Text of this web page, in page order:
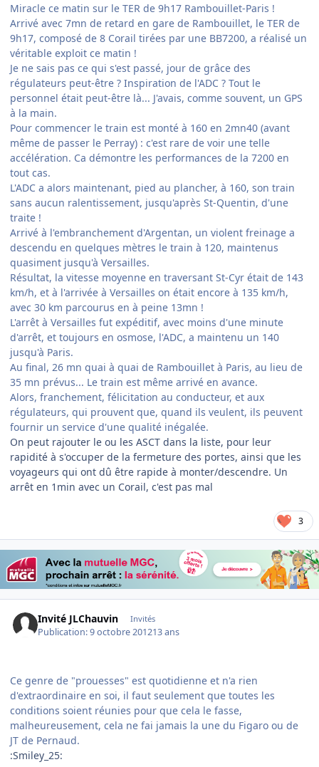
Miracle ce matin sur le TER de 9h17 Rambouillet-Paris !
Arrivé avec 7mn de retard en gare de Rambouillet, le TER de
9h17, composé de 8 Corail tirées par une BB7200, a réalisé un
véritable exploit ce matin !
Je ne sais pas ce qui s'est passé, jour de grâce des
régulateurs peut-être ? Inspiration de l'ADC ? Tout le
personnel était peut-être là... J'avais, comme souvent, un GPS
à la main.
Pour commencer le train est monté à 160 en 2mn40 (avant
même de passer le Perray) : c'est rare de voir une telle
accélération. Ca démontre les performances de la 7200 en
tout cas.
L'ADC a alors maintenant, pied au plancher, à 160, son train
sans aucun ralentissement, jusqu'après St-Quentin, d'une
traite !
Arrivé à l'embranchement d'Argentan, un violent freinage a
descendu en quelques mètres le train à 120, maintenus
quasiment jusqu'à Versailles.
Résultat, la vitesse moyenne en traversant St-Cyr était de 143
km/h, et à l'arrivée à Versailles on était encore à 135 km/h,
avec 30 km parcourus en à peine 13mn !
L'arrêt à Versailles fut expéditif, avec moins d'une minute
d'arrêt, et toujours en osmose, l'ADC, a maintenu un 140
jusqu'à Paris.
Au final, 26 mn quai à quai de Rambouillet à Paris, au lieu de
35 mn prévus... Le train est même arrivé en avance.
Alors, franchement, félicitation au conducteur, et aux
régulateurs, qui prouvent que, quand ils veulent, ils peuvent
fournir un service d'une qualité inégalée.
On peut rajouter le ou les ASCT dans la liste, pour leur
rapidité à s'occuper de la fermeture des portes, ainsi que les
voyageurs qui ont dû être rapide à monter/descendre. Un
arrêt en 1min avec un Corail, c'est pas mal
3
Invité JLChauvin Invités
Publication:9 octobre 201213 ans
Ce genre de "prouesses" est quotidienne et n'a rien
d'extraordinaire en soi, il faut seulement que toutes les
conditions soient réunies pour que cela le fasse,
malheureusement, cela ne fai jamais la une du Figaro ou de
JT de Pernaud.
:Smiley_25: